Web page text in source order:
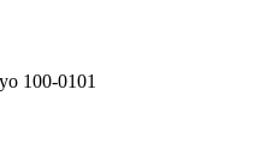
100-0101